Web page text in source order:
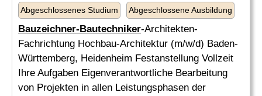
Abgeschlossenes Studium Abgeschlossene Ausbildung
Bauzeichner-Bautechniker-Architekten-
Fachrichtung Hochbau-Architektur (m/w/d) Baden-
Württemberg, Heidenheim Festanstellung Vollzeit
Ihre Aufgaben Eigenverantwortliche Bearbeitung
von Projekten in allen Leistungsphasen der